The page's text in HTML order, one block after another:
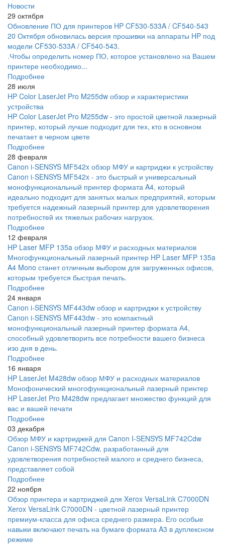
Новости
29 октября
Обновление ПО для принтеров HP CF530-533A / CF540-543
20 Октября обновилась версия прошивки на аппараты HP под
модели CF530-533A / CF540-543.
.Чтобы определить номер ПО, которое установлено на Вашем
принтере необходимо...
Подробнее
28 июля
HP Color LaserJet Pro M255dw обзор и характеристики
устройства
HP Color LaserJet Pro M255dw - это простой цветной лазерный
принтер, который лучше подходит для тех, кто в основном
печатает в черном цвете
Подробнее
28 февраля
Canon i-SENSYS MF542x обзор МФУ и картриджи к устройству
Canon i-SENSYS MF542x - это быстрый и универсальный
монофункциональный принтер формата A4, который
идеально подходит для занятых малых предприятий, которым
требуется надежный лазерный принтер для удовлетворения
потребностей их тяжелых рабочих нагрузок.
Подробнее
12 февраля
HP Laser MFP 135a обзор МФУ и расходных материалов
Многофункциональный лазерный принтер HP Laser MFP 135a
A4 Mono станет отличным выбором для загруженных офисов,
которым требуется быстрая печать.
Подробнее
24 января
Canon i-SENSYS MF443dw обзор и картриджи к устройству
Canon i-SENSYS MF443dw - это компактный
монофункциональный лазерный принтер формата А4,
способный удовлетворить все потребности вашего бизнеса
изо дня в день.
Подробнее
16 января
HP LaserJet M428dw обзор МФУ и расходных материалов
Монофонический многофункциональный лазерный принтер
HP LaserJet Pro M428dw предлагает множество функций для
вас и вашей печати
Подробнее
03 декабря
Обзор МФУ и картриджей для Canon I-SENSYS MF742Cdw
Canon i-SENSYS MF742Cdw, разработанный для
удовлетворения потребностей малого и среднего бизнеса,
представляет собой
Подробнее
22 ноября
Обзор принтера и картриджей для Xerox VersaLink C7000DN
Xerox VersaLink C7000DN - цветной лазерный принтер
премиум-класса для офиса среднего размера. Его особые
навыки включают печать на бумаге формата A3 в дуплексном
режиме